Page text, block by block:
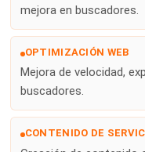
mejora en buscadores.
OPTIMIZACIÓN WEB
Mejora de velocidad,
buscadores.
CONTENIDO DE